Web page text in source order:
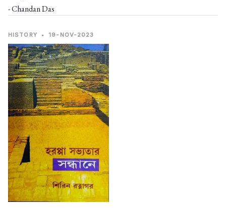
- Chandan Das
HISTORY • 19-NOV-2023